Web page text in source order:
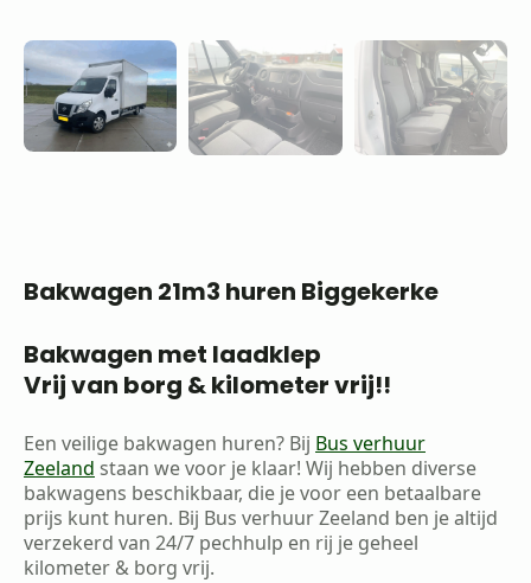
Bakwagen 21m3 huren Biggekerke
Bakwagen met laadklep
Vrij van borg & kilometer vrij!!
Een veilige bakwagen huren? Bij Bus verhuur
Zeeland staan we voor je klaar! Wij hebben diverse
bakwagens beschikbaar, die je voor een betaalbare
prijs kunt huren. Bij Bus verhuur Zeeland ben je altijd
verzekerd van 24/7 pechhulp en rij je geheel
kilometer & borg vrij.